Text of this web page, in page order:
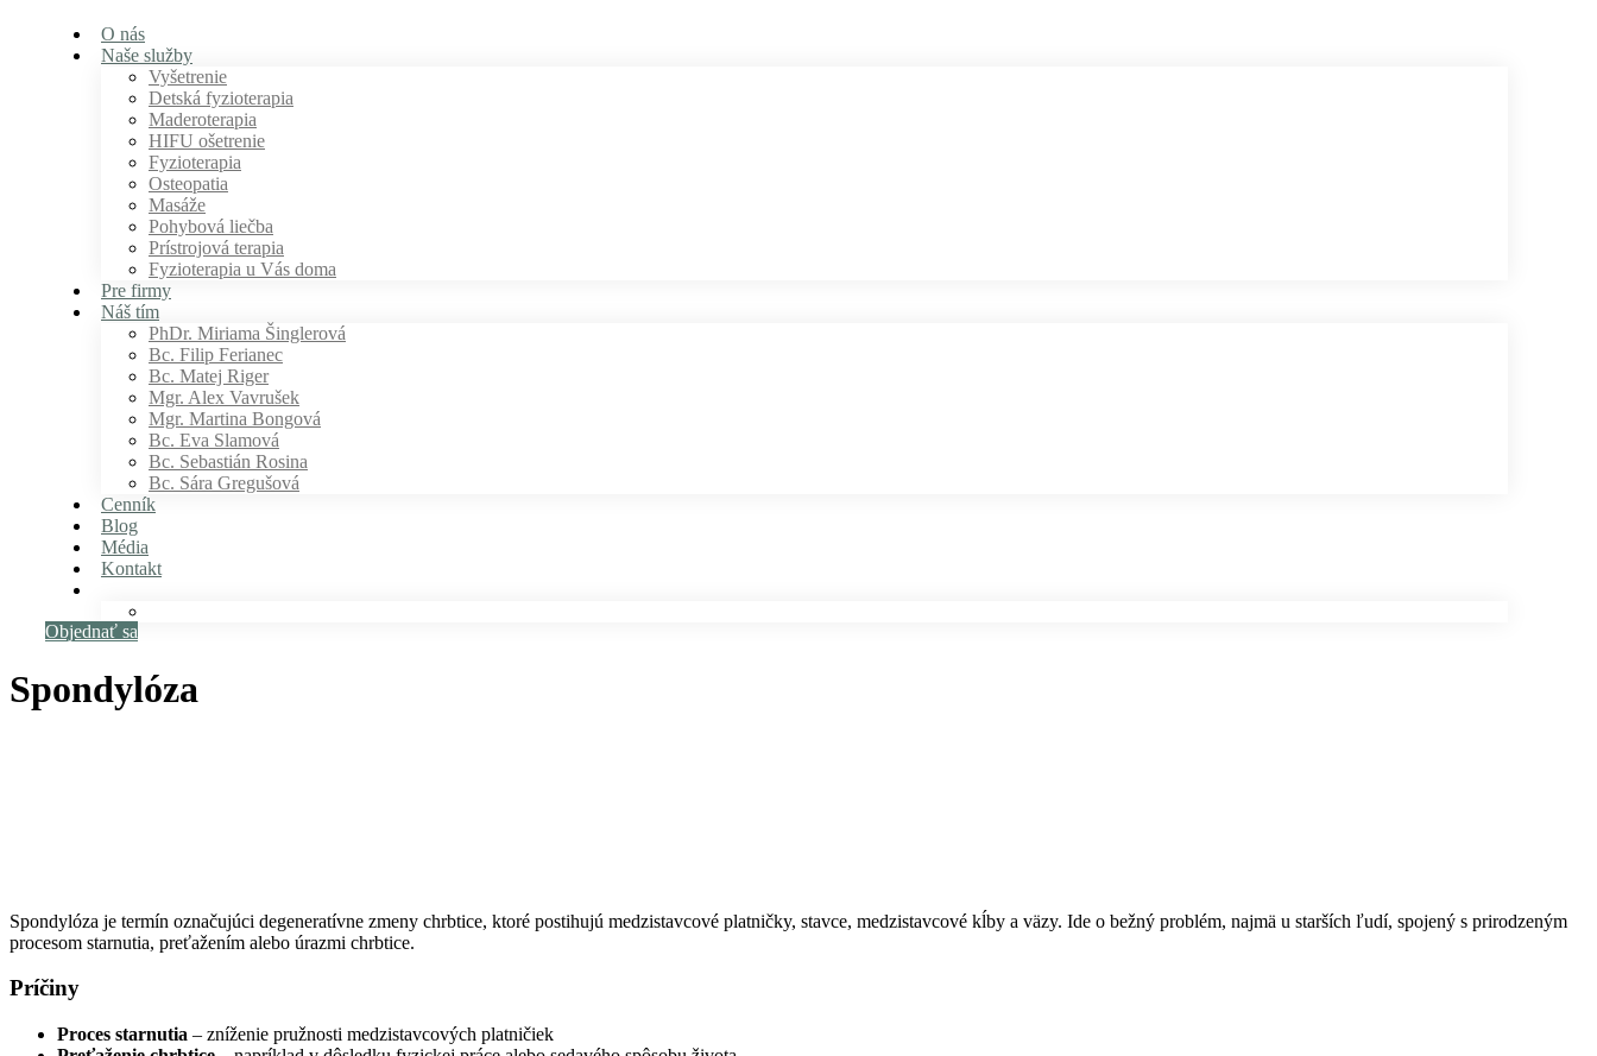
O nás
Naše služby
Vyšetrenie
Detská fyzioterapia
Maderoterapia
HIFU ošetrenie
Fyzioterapia
Osteopatia
Masáže
Pohybová liečba
Prístrojová terapia
Fyzioterapia u Vás doma
Pre firmy
Náš tím
PhDr. Miriama Šinglerová
Bc. Filip Ferianec
Bc. Matej Riger
Mgr. Alex Vavrušek
Mgr. Martina Bongová
Bc. Eva Slamová
Bc. Sebastián Rosina
Bc. Sára Gregušová
Cenník
Blog
Média
Kontakt
Objednať sa
Spondylóza
Spondylóza je termín označujúci degeneratívne zmeny chrbtice, ktoré postihujú medzistavcové platničky, stavce, medzistavcové kĺby a väzy. Ide o bežný problém, najmä u starších ľudí, spojený s prirodzeným
procesom starnutia, preťažením alebo úrazmi chrbtice.
Príčiny
Proces starnutia – zníženie pružnosti medzistavcových platničiek